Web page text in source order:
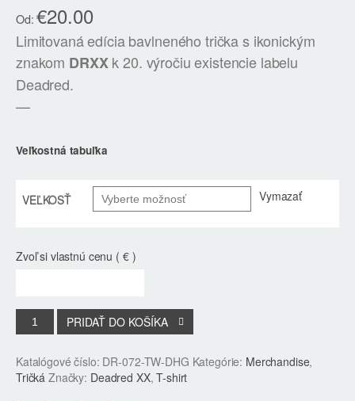
Od:€20.00
Limitovaná edícia bavlneného trička s ikonickým
znakom DRXXk 20. výročiu existencie labelu
Deadred.
—
Veľkostná tabuľka
VEĽKOSŤ Vymazať
Zvoľ si vlastnú cenu ( € )
PRIDAŤ DO KOŠÍKA
Katalógové číslo: DR-072-TW-DHG Kategórie: Merchandise,
Tričká Značky: Deadred XX,T-shirt